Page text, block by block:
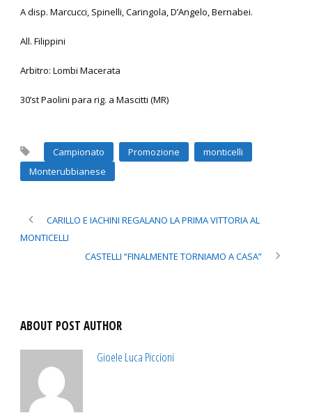
A disp. Marcucci, Spinelli, Caringola, D’Angelo, Bernabei.
All. Filippini
Arbitro: Lombi Macerata
30’st Paolini para rig. a Mascitti (MR)
Campionato Promozione
monticelli
Monterubbianese
CARILLO E IACHINI REGALANO LA PRIMA VITTORIA AL
MONTICELLI
CASTELLI “FINALMENTE TORNIAMO A CASA”
ABOUT POST AUTHOR
Gioele Luca Piccioni